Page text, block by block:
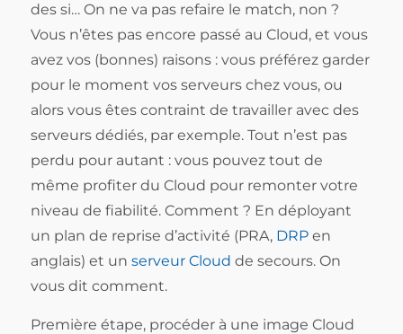
des si… On ne va pas refaire le match, non ?
Vous n’êtes pas encore passé au Cloud, et vous
avez vos (bonnes) raisons : vous préférez garder
pour le moment vos serveurs chez vous, ou
alors vous êtes contraint de travailler avec des
serveurs dédiés, par exemple. Tout n’est pas
perdu pour autant : vous pouvez tout de
même profiter du Cloud pour remonter votre
niveau de fiabilité. Comment ? En déployant
un plan de reprise d’activité (PRA, DRPen
anglais) et un serveur Cloud de secours. On
vous dit comment.
Première étape, procéder à une image Cloud